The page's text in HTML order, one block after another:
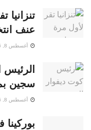
تنزانيا
عنف
أغسطس 8, 2026
سجين
أغسطس 8, 2026